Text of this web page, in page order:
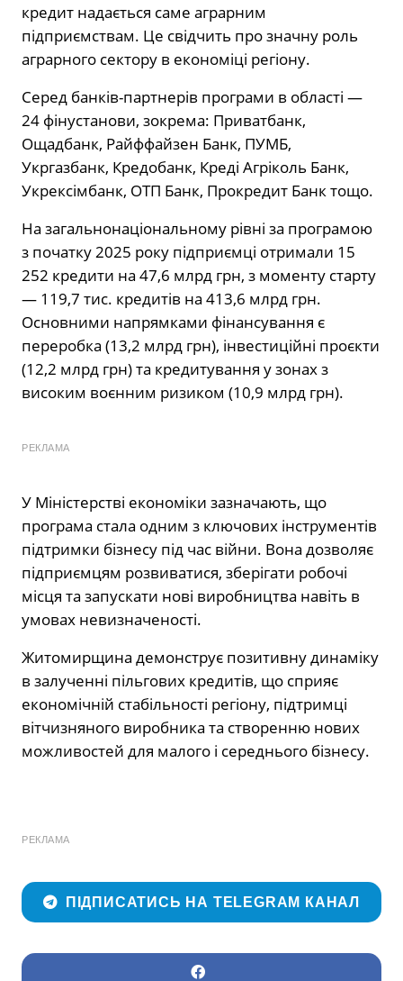
кредит надається саме аграрним
підприємствам. Це свідчить про значну роль
аграрного сектору в економіці регіону.
Серед банків-партнерів програми в області —
24 фінустанови, зокрема: Приватбанк,
Ощадбанк, Райффайзен Банк, ПУМБ,
Укргазбанк, Кредобанк, Креді Агріколь Банк,
Укрексімбанк, ОТП Банк, Прокредит Банк тощо.
На загальнонаціональному рівні за програмою
з початку 2025 року підприємці отримали 15
252 кредити на 47,6 млрд грн, з моменту старту
— 119,7 тис. кредитів на 413,6 млрд грн.
Основними напрямками фінансування є
переробка (13,2 млрд грн), інвестиційні проєкти
(12,2 млрд грн) та кредитування у зонах з
високим воєнним ризиком (10,9 млрд грн).
РЕКЛАМА
У Міністерстві економіки зазначають, що
програма стала одним з ключових інструментів
підтримки бізнесу під час війни. Вона дозволяє
підприємцям розвиватися, зберігати робочі
місця та запускати нові виробництва навіть в
умовах невизначеності.
Житомирщина демонструє позитивну динаміку
в залученні пільгових кредитів, що сприяє
економічній стабільності регіону, підтримці
вітчизняного виробника та створенню нових
можливостей для малого і середнього бізнесу.
РЕКЛАМА
ПІДПИСАТИСЬ НА TELEGRAM КАНАЛ